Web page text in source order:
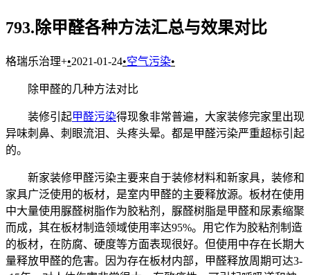
793.除甲醛各种方法汇总与效果对比
格瑞乐治理+•2021-01-24•空气污染•
除甲醛的几种方法对比
装修引起甲醛污染得现象非常普遍，大家装修完家里出现
异味刺鼻、刺眼流泪、头疼头晕。都是甲醛污染严重超标引起
的。
新家装修甲醛污染主要来自于装修材料和新家具，装修和
家具广泛使用的板材，是室内甲醛的主要释放源。板材在使用
中大量使用脲醛树脂作为胶粘剂，脲醛树脂是甲醛和尿素缩聚
而成，其在板材制造领域使用率达95%。用它作为胶粘剂制造
的板材，在防腐、硬度等方面表现很好。但使用中存在长期大
量释放甲醛的危害。因为存在板材内部，甲醛释放周期可达3-